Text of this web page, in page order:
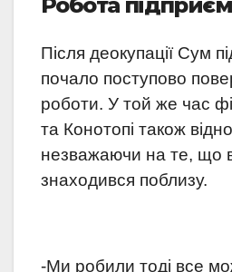
Після деокупації Сум
почало поступово
роботи. У той же час
та Конотопі також
незважаючи на те, що
знаходився поблизу.
-Ми робили тоді все